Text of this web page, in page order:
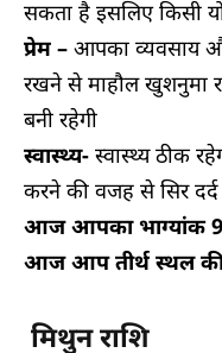
सकता है इसलिए किसी
प्रेम – आपका व्यवसाय
रखने से माहौल खुशनुमा
बनी रहेगी
स्वास्थ्य- स्वास्थ्य ठीक
करने की वजह से सिर
आज आपका भाग्यांक 9
आज आप तीर्थ स्थल की
मिथुन राशि